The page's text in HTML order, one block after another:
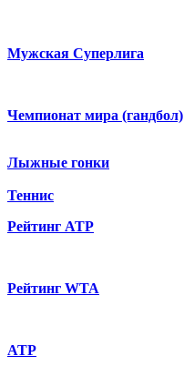
Мужская Суперлига
Чемпионат мира (гандбол)
Лыжные гонки
Теннис
Рейтинг ATP
Рейтинг WTA
ATP